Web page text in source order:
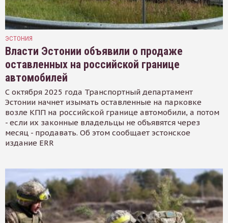
ЭСТОНИЯ
Власти Эстонии объявили о продаже
оставленных на российской границе
автомобилей
С октября 2025 года Транспортный департамент
Эстонии начнет изымать оставленные на парковке
возле КПП на российской границе автомобили, а потом
- если их законные владельцы не объявятся через
месяц - продавать. Об этом сообщает эстонское
издание ERR